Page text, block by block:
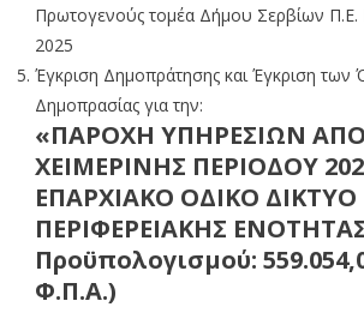
Πρωτογενούς τομέα Δήμου Σερβίων Π.Ε.
2025
Έγκριση Δημοπράτησης και Έγκριση των
Δημοπρασίας για την:
«ΠΑΡΟΧΗ ΥΠΗΡΕΣΙΩΝ
ΧΕΙΜΕΡΙΝΗΣ ΠΕΡΙΟΔΟΥ
ΕΠΑΡΧΙΑΚΟ ΟΔΙΚΟ ΔΙΚΤΥΟ
ΠΕΡΙΦΕΡΕΙΑΚΗΣ
Προϋπολογισμού:
Φ.Π.Α.)